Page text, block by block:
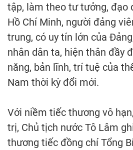
tập, làm theo tư tưởng, đạo
Hồ Chí Minh, người đảng
trung, có uy tín lớn của
nhân dân ta, hiện thân đầy
năng, bản lĩnh, trí tuệ của
Nam thời kỳ đổi mới.
Với niềm tiếc thương vô
trị, Chủ tịch nước Tô Lâm
thương tiếc đồng chí Tổng